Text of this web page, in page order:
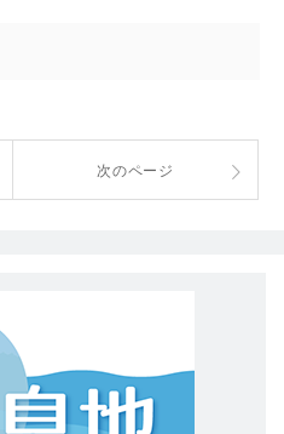
次のページ